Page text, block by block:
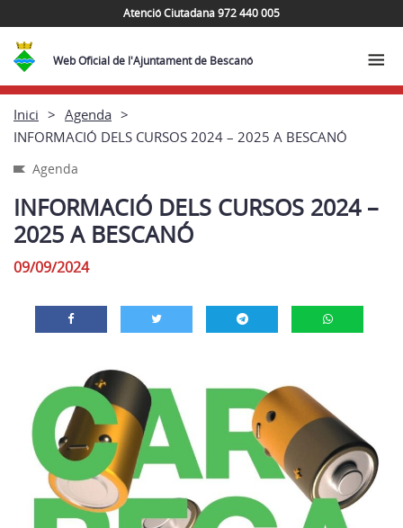
Atenció Ciutadana 972 440 005
Web Oficial de l'Ajuntament de Bescanó
Inici
Agenda
INFORMACIÓ DELS CURSOS 2024 – 2025 A BESCANÓ
Agenda
INFORMACIÓ DELS CURSOS 2024 –
2025 A BESCANÓ
09/09/2024